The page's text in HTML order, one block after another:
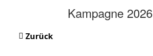
Kampagne 2026
Zurück